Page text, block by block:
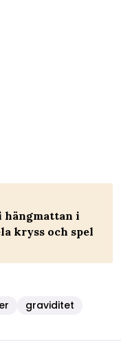
hängmattan i
kryss och spel
graviditet